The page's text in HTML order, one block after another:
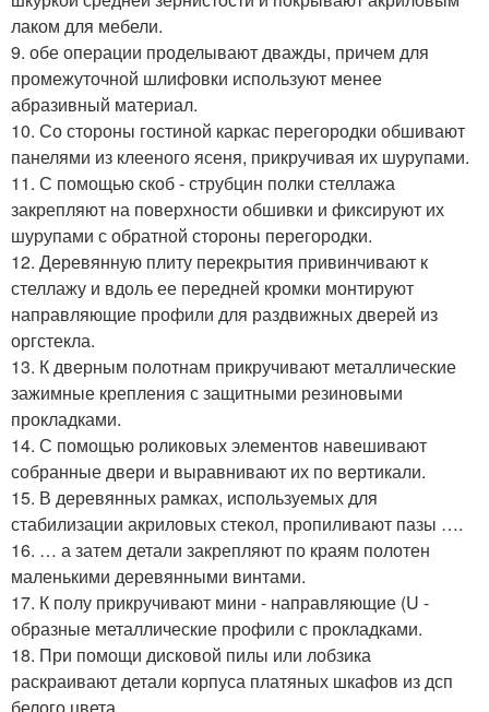
лаком для мебели.
9. обе операции проделывают дважды, причем для
промежуточной шлифовки используют менее
абразивный материал.
10. Со стороны гостиной каркас перегородки обшивают
панелями из клееного ясеня, прикручивая их шурупами.
11. С помощью скоб - струбцин полки стеллажа
закрепляют на поверхности обшивки и фиксируют их
шурупами с обратной стороны перегородки.
12. Деревянную плиту перекрытия привинчивают к
стеллажу и вдоль ее передней кромки монтируют
направляющие профили для раздвижных дверей из
оргстекла.
13. К дверным полотнам прикручивают металлические
зажимные крепления с защитными резиновыми
прокладками.
14. С помощью роликовых элементов навешивают
собранные двери и выравнивают их по вертикали.
15. В деревянных рамках, используемых для
стабилизации акриловых стекол, пропиливают пазы ….
16. … а затем детали закрепляют по краям полотен
маленькими деревянными винтами.
17. К полу прикручивают мини - направляющие (U -
образные металлические профили с прокладками.
18. При помощи дисковой пилы или лобзика
раскраивают детали корпуса платяных шкафов из дсп